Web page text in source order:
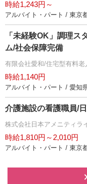
時給1,243円～
アルバイト・パート / 東京
「未経験OK」調理ス
ム/社会保障完備
有限会社愛和/住宅型有料
時給1,140円
アルバイト・パート / 愛知
介護施設の看護職員/
株式会社日本アメニティラ
時給1,810円～2,010円
アルバイト・パート / 東京